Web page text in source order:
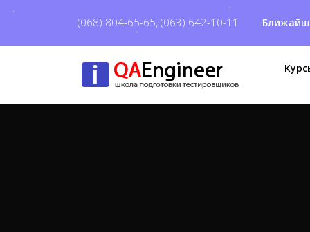
(068) 804-65-65,(063) 642-10-11